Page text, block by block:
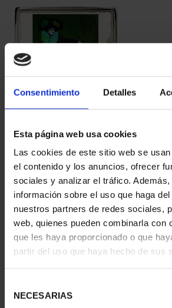
Consentimiento Detalles
Esta página web usa cookies
Las cookies de este sitio web se
el contenido y los anuncios, ofrecer
sociales y analizar el tráfico.
información sobre el uso que haga
nuestros partners de redes sociales,
web, quienes pueden combinarla con
que les haya proporcionado o que
partir del uso que haya hecho de sus
NECESARIAS
"MUJER EN AZUL"
163,00 €